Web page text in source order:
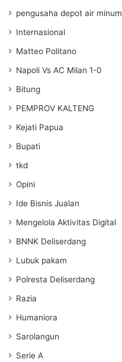
pengusaha depot air minum
Internasional
Matteo Politano
Napoli Vs AC Milan 1-0
Bitung
PEMPROV KALTENG
Kejati Papua
Bupati
tkd
Opini
Ide Bisnis Jualan
Mengelola Aktivitas Digital
BNNK Deliserdang
Lubuk pakam
Polresta Deliserdang
Razia
Humaniora
Sarolangun
Serie A